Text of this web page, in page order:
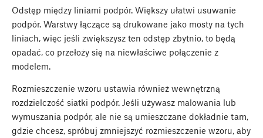
Odstęp między liniami podpór. Większy ułatwi usuwanie
podpór. Warstwy łączące są drukowane jako mosty na tych
liniach, więc jeśli zwiększysz ten odstęp zbytnio, to będą
opadać, co przełoży się na niewłaściwe połączenie z
modelem.
Rozmieszczenie wzoru ustawia również wewnętrzną
rozdzielczość siatki podpór. Jeśli używasz malowania lub
wymuszania podpór, ale nie są umieszczane dokładnie tam,
gdzie chcesz, spróbuj zmniejszyć rozmieszczenie wzoru, aby